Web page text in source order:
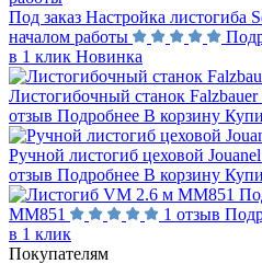
Под заказ Настройка листогиба
началом работы
в 1 клик Новинка
Листогибочный станок
отзыв Подробнее В корзину
Ручной листогиб цеховой
отзыв Подробнее В корзину
MM851
1 отзыв
в 1 клик
Покупателям